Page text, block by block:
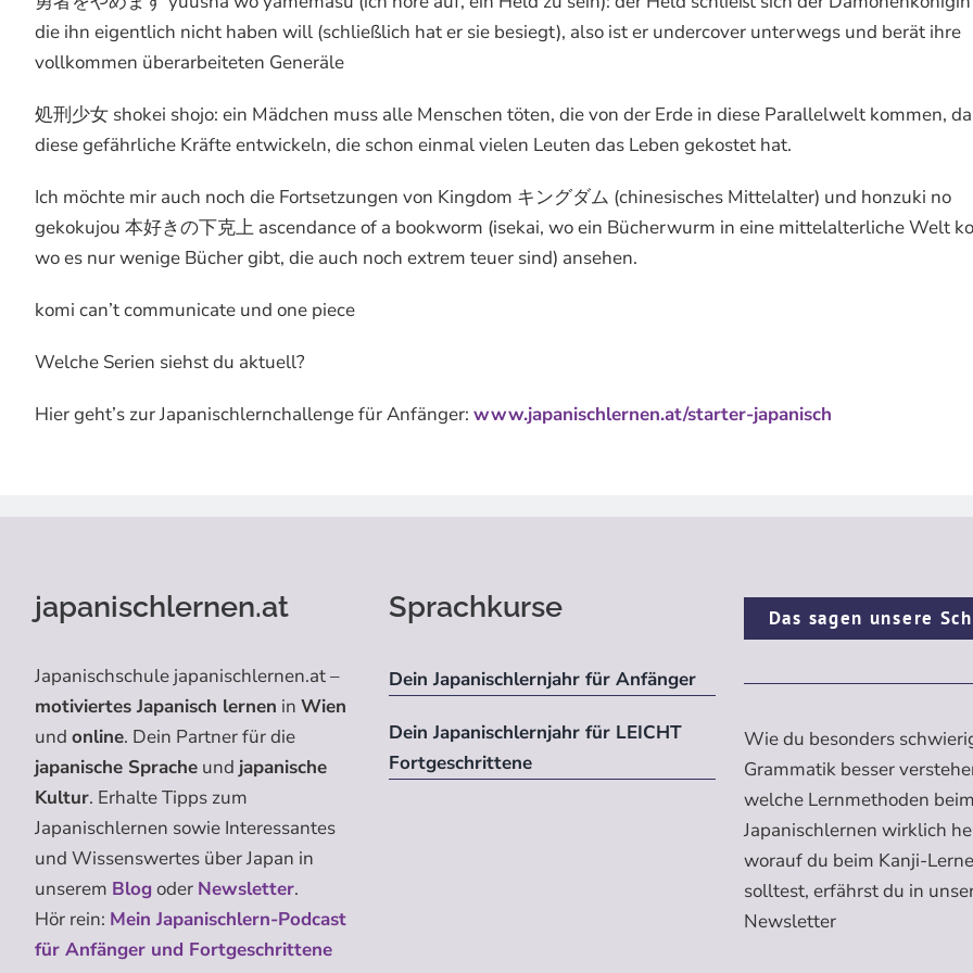
die ihn eigentlich nicht haben will (schließlich hat er sie besiegt), also ist er undercover unterwegs und berät ihre
vollkommen überarbeiteten Generäle
処刑少女 shokei shojo: ein Mädchen muss alle Menschen töten, die von der Erde in diese Parallelwelt kommen, da
diese gefährliche Kräfte entwickeln, die schon einmal vielen Leuten das Leben gekostet hat.
Ich möchte mir auch noch die Fortsetzungen von Kingdom キングダム (chinesisches Mittelalter) und honzuki no
gekokujou 本好きの下克上 ascendance of a bookworm (isekai, wo ein Bücherwurm in eine mittelalterliche Welt
wo es nur wenige Bücher gibt, die auch noch extrem teuer sind) ansehen.
komi can’t communicate und one piece
Welche Serien siehst du aktuell?
Hier geht’s zur Japanischlernchallenge für Anfänger: www.japanischlernen.at/starter-japanisch
japanischlernen.at
Japanischschule japanischlernen.at –
motiviertes Japanisch lernen in Wien
und online. Dein Partner für die
japanische Spracheund japanische
Kultur. Erhalte Tipps zum
Japanischlernen sowie Interessantes
und Wissenswertes über Japan in
unserem Blogoder Newsletter.
Hör rein: Mein Japanischlern-Podcast
für Anfänger und Fortgeschrittene
Sprachkurse
Dein Japanischlernjahr für Anfänger
Dein Japanischlernjahr für LEICHT
Fortgeschrittene
Das sagen unsere
Wie du besonders
Grammatik besser
welche Lernmethoden beim
Japanischlernen wirklich
worauf du beim Kanji-
solltest, erfährst du in
Newsletter